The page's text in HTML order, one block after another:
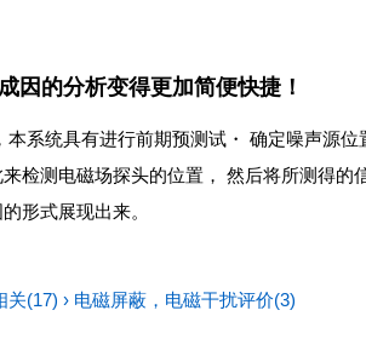
因的分析变得更加简便快捷！
系统具有进行前期预测试 ・ 确定噪声源位
检测电磁场探头的位置 ， 然后将所测得的
形式展现出来。
关(17) › 电磁屏蔽，电磁干扰评价(3)